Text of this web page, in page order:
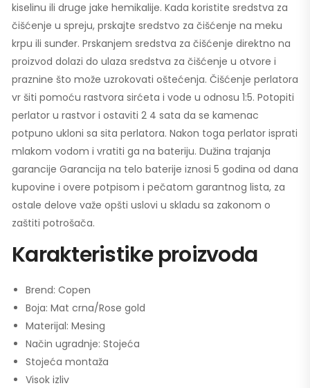
kiselinu ili druge jake hemikalije. Kada koristite sredstva za
čišćenje u spreju, prskajte sredstvo za čišćenje na meku
krpu ili sunđer. Prskanjem sredstva za čišćenje direktno na
proizvod dolazi do ulaza sredstva za čišćenje u otvore i
praznine što može uzrokovati oštećenja. Čišćenje perlatora
vr šiti pomoću rastvora sirćeta i vode u odnosu 1:5. Potopiti
perlator u rastvor i ostaviti 2 4 sata da se kamenac
potpuno ukloni sa sita perlatora. Nakon toga perlator isprati
mlakom vodom i vratiti ga na bateriju. Dužina trajanja
garancije Garancija na telo baterije iznosi 5 godina od dana
kupovine i overe potpisom i pečatom garantnog lista, za
ostale delove važe opšti uslovi u skladu sa zakonom o
zaštiti potrošača.
Karakteristike proizvoda
Brend: Copen
Boja: Mat crna/Rose gold
Materijal: Mesing
Način ugradnje: Stojeća
Stojeća montaža
Visok izliv